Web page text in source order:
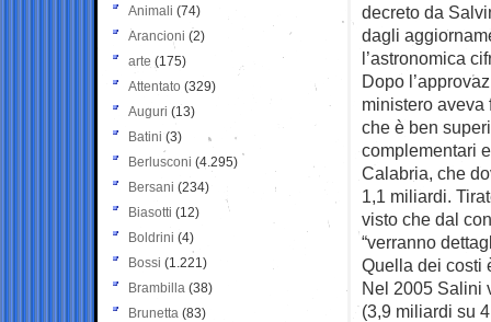
decreto da
dagli
l’astronomica
Dopo
ministero aveva
che è ben
complementari
Calabria, che
1,1 miliardi.
visto che dal
“verranno
Quella dei costi
Nel 2005 Salini
(3,9 miliardi su
Animali (74)
Arancioni (2)
arte (175)
Attentato (329)
Auguri (13)
Batini (3)
Berlusconi (4.295)
Bersani (234)
Biasotti (12)
Boldrini (4)
Bossi (1.221)
Brambilla (38)
Brunetta (83)